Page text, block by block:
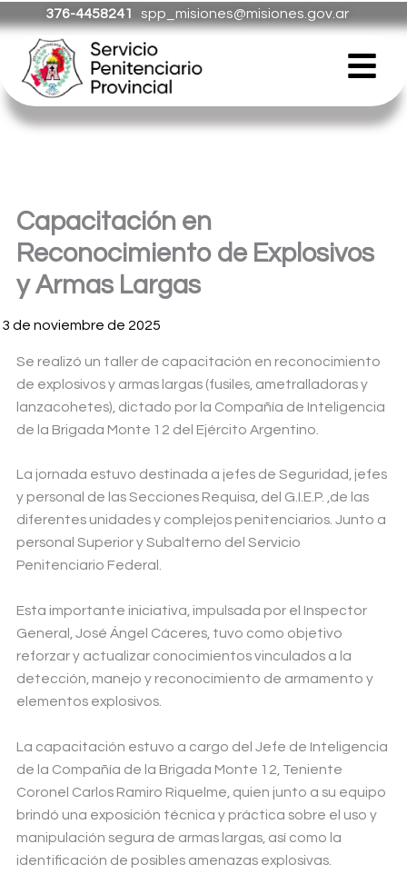
al
contenido
376-4458241 spp_misiones@misiones.gov.ar
Capacitación en
Reconocimiento de Explosivos
y Armas Largas
de noviembre de 2025
Se realizó un taller de capacitación en reconocimiento
de explosivos y armas largas (fusiles, ametralladoras y
lanzacohetes), dictado por la Compañía de Inteligencia
de la Brigada Monte 12 del Ejército Argentino.
La jornada estuvo destinada a jefes de Seguridad, jefes
y personal de las Secciones Requisa, del G.I.E.P. ,de las
diferentes unidades y complejos penitenciarios. Junto a
personal Superior y Subalterno del Servicio
Penitenciario Federal.
Esta importante iniciativa, impulsada por el Inspector
General, José Ángel Cáceres, tuvo como objetivo
reforzar y actualizar conocimientos vinculados a la
detección, manejo y reconocimiento de armamento y
elementos explosivos.
La capacitación estuvo a cargo del Jefe de Inteligencia
de la Compañía de la Brigada Monte 12, Teniente
Coronel Carlos Ramiro Riquelme, quien junto a su equipo
brindó una exposición técnica y práctica sobre el uso y
manipulación segura de armas largas, así como la
identificación de posibles amenazas explosivas.